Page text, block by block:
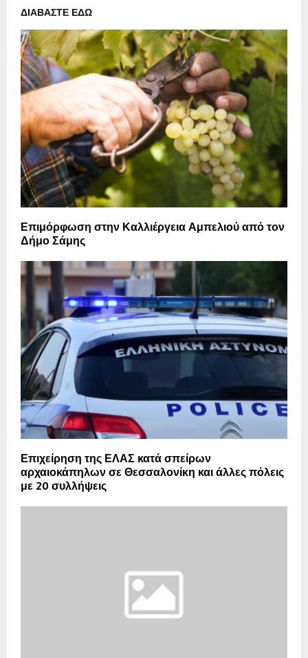
ΔΙΑΒΑΣΤΕ ΕΔΩ
Επιμόρφωση στην Καλλιέργεια Αμπελιού από τον
Δήμο Σάμης
Επιχείρηση της ΕΛΑΣ κατά σπείρων
αρχαιοκάπηλων σε Θεσσαλονίκη και άλλες πόλεις
με 20 συλλήψεις